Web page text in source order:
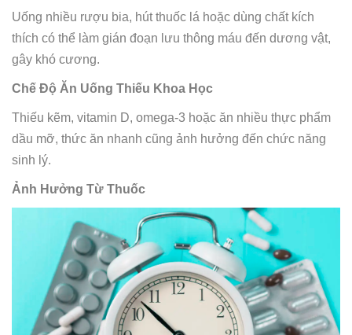
Uống nhiều rượu bia, hút thuốc lá hoặc dùng chất kích
thích có thể làm gián đoạn lưu thông máu đến dương vật,
gây khó cương.
Chế Độ Ăn Uống Thiếu Khoa Học
Thiếu kẽm, vitamin D, omega-3 hoặc ăn nhiều thực phẩm
dầu mỡ, thức ăn nhanh cũng ảnh hưởng đến chức năng
sinh lý.
Ảnh Hưởng Từ Thuốc